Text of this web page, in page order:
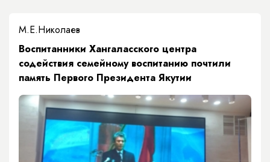
М.Е.Николаев
​Воспитанники Хангаласского центра
содействия семейному воспитанию почтили
память Первого Президента Якутии